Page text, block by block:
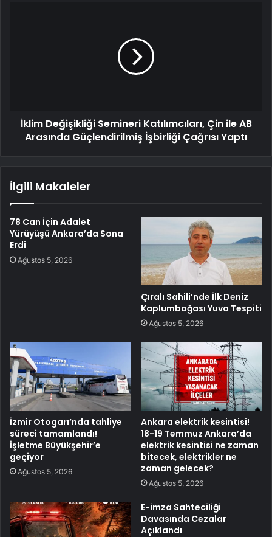
İklim Değişikliği Semineri Katılımcıları, Çin ile AB
Arasında Güçlendirilmiş İşbirliği Çağrısı Yaptı
İlgili Makaleler
78 Can İçin Adalet
Yürüyüşü Ankara’da Sona
Erdi
Ağustos 5, 2026
Çıralı Sahili’nde İlk Deniz
Kaplumbağası Yuva Tespiti
Ağustos 5, 2026
İzmir Otogarı’nda tahliye
süreci tamamlandı!
İşletme Büyükşehir’e
geçiyor
Ağustos 5, 2026
Ankara elektrik kesintisi!
18-19 Temmuz Ankara’da
elektrik kesintisi ne zaman
bitecek, elektrikler ne
zaman gelecek?
Ağustos 5, 2026
E-imza Sahteciliği
Davasında Cezalar
Açıklandı